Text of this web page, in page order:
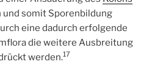
und somit Sporenbildung
eine dadurch erfolgende
die weitere Ausbreitung
werden.17